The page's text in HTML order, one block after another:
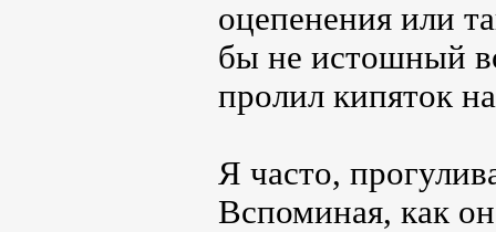
оцепенения или
бы не истошный
пролил кипяток
Я часто,
Вспоминая, как